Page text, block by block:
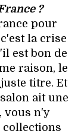
?
pour
la crise
est bon de
raison, le
titre. Et
ait une
vous n'y
collections